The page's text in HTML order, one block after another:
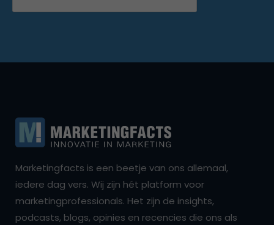
Marketingfacts is een beetje van ons allemaal,
iedere dag vers. Wij zijn hét platform voor
marketingprofessionals. Het zijn de insights,
podcasts, blogs, opinies en recencies die ons als